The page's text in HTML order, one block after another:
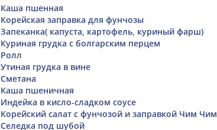
Каша пшенная
Корейская заправка для фунчозы
Запеканка( капуста, картофель, куриный фарш)
Куриная грудка с болгарским перцем
Ролл
Утиная грудка в вине
Сметана
Каша пшеничная
Индейка в кисло-сладком соусе
Корейский салат с фунчозой и заправкой Чим Чим
Селедка под шубой